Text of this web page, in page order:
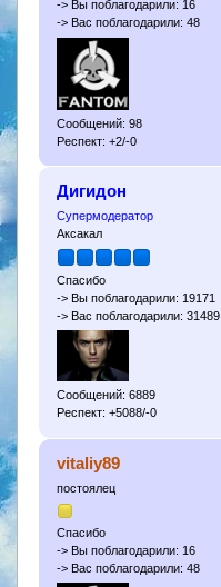
-> Вы поблагодарили: 16
-> Вас поблагодарили: 48
Сообщений: 98
Респект: +2/-0
Дигидон
Супермодератор
Аксакал
Спасибо
-> Вы поблагодарили: 19171
-> Вас поблагодарили: 31489
Сообщений: 6889
Респект: +5088/-0
vitaliy89
постоялец
Спасибо
-> Вы поблагодарили: 16
-> Вас поблагодарили: 48